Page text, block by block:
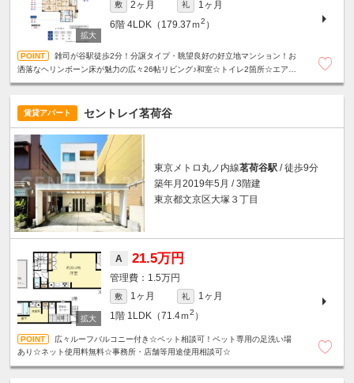
敷 2ヶ月 礼
1ヶ月
6階 4LDK（179.37ｍ2 ）
雑司が谷駅徒歩2分！分譲タイプ・眺望良好の好立地マンション！お
洒落なヘリンボーン床が魅力の広々26帖リビング♪和室☆トイレ2箇所☆エアコ
賃貸アパート セントレイ茗荷谷
東京メトロ丸ノ内線茗荷谷駅 / 徒歩9分
築年月2019年5月 / 3階建
東京都文京区大塚３丁目
A 21.5万円
1.5万円
敷 1ヶ月 礼
1ヶ月
1階 1LDK（71.4ｍ2 ）
広々ルーフバルコニー付き☆ペット相談可！ペット専用の足洗い場
あり☆ネット使用料無料☆事務所・店舗等用途使用相談可☆